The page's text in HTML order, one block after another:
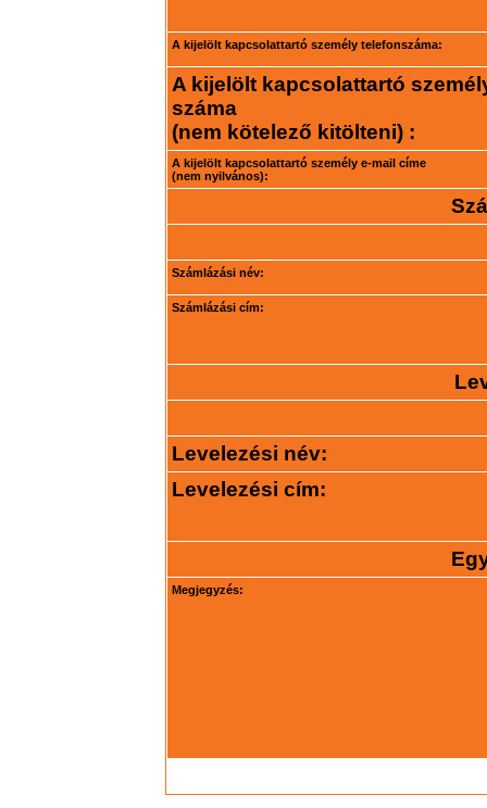
A kijelölt kapcsolattartó személy telefonszáma:
A kijelölt kapcsolattartó
száma
(nem kötelező kitölteni) :
A kijelölt kapcsolattartó személy e-mail címe
(nem nyilvános):
Számlázási név:
Számlázási cím:
Levelezési név:
Levelezési cím:
Megjegyzés: